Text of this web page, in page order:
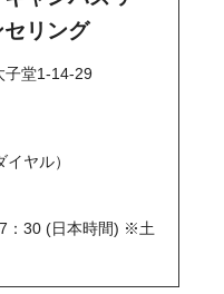
セリング
子堂1-14-29
ヤル）
：30 (日本時間) ※土